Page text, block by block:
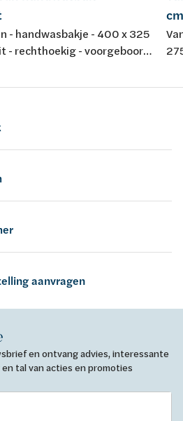
- handwasbakje - 400 x 325
- rechthoekig - voorgeboord
aanvragen
en ontvang advies, interessante
tal van acties en promoties